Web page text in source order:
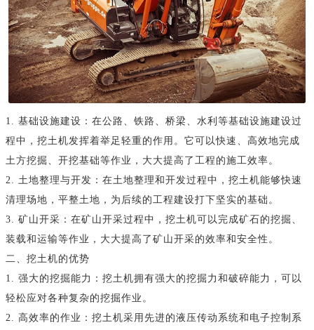
1. 基础设施建设：在公路、铁路、桥梁、水利等基础设施建设过
程中，挖土机发挥着举足轻重的作用。它可以快速、高效地完成
土方挖掘、开挖基础等作业，大大提高了工程的施工效率。
2. 土地整理与开发：在土地整理和开发过程中，挖土机能够快速
清理场地，平整土地，为后续的工程建设打下坚实的基础。
3. 矿山开采：在矿山开采过程中，挖土机可以完成矿石的挖掘、
装载和运输等作业，大大提高了矿山开采的效率和安全性。
二、挖土机的优势
1. 强大的挖掘能力：挖土机拥有强大的挖掘力和破碎能力，可以
轻松应对各种复杂的挖掘作业。
2. 高效率的作业：挖土机采用先进的液压传动系统和电子控制系